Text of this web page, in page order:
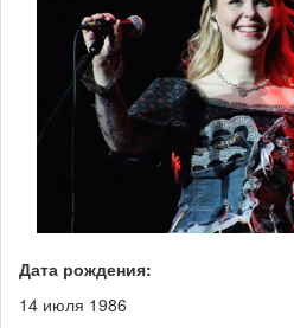
Дата рождения:
14 июля 1986